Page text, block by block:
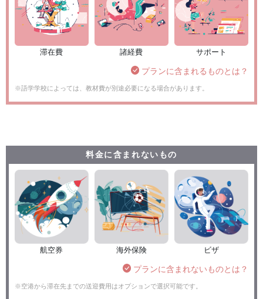
滞在費 諸経費 サポート
プランに含まれるものとは？
※語学学校によっては、教材費が別途必要になる場合があります。
料金に含まれないもの
航空券 海外保険 ビザ
プランに含まれないものとは？
※空港から滞在先までの送迎費用はオプションで選択可能です。